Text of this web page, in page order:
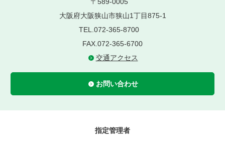
大阪府大阪狭山市狭山1丁目875-1
TEL.072-365-8700
FAX.072-365-6700
交通アクセス
お問い合わせ
指定管理者